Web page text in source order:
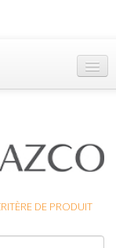
DE PRODUIT